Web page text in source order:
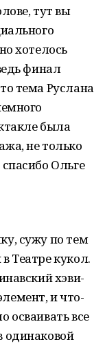
тут вы
хотелось
финал
тема Руслана
была
не только
Ольге
сужу по тем
Театре кукол.
хэви-
и что-
осваивать все
одинаковой